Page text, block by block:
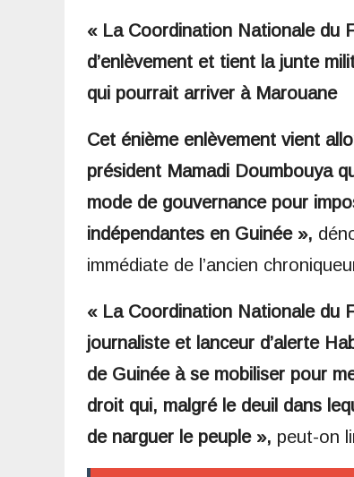
« La Coordination Nationale du
d’enlèvement et tient la junte
qui pourrait arriver à Marouane
Cet énième enlèvement vient
président Mamadi Doumbouya
mode de gouvernance pour
indépendantes en Guinée »,
immédiate de l’ancien
« La Coordination Nationale du
journaliste et lanceur d’alerte
de Guinée à se mobiliser pour
droit qui, malgré le deuil dans
de narguer le peuple », peut-on